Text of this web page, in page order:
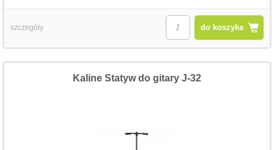
do koszyka
szczegóły
Kaline Statyw do gitary J-32